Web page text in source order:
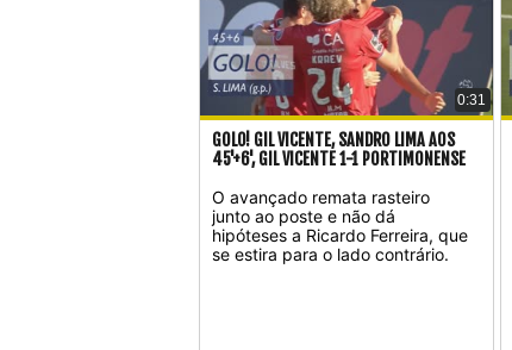
0:31
GOLO! GIL VICENTE, SANDRO LIMA AOS
45'+6', GIL VICENTE 1-1 PORTIMONENSE
O avançado remata rasteiro
junto ao poste e não dá
hipóteses a Ricardo Ferreira, que
se estira para o lado contrário.